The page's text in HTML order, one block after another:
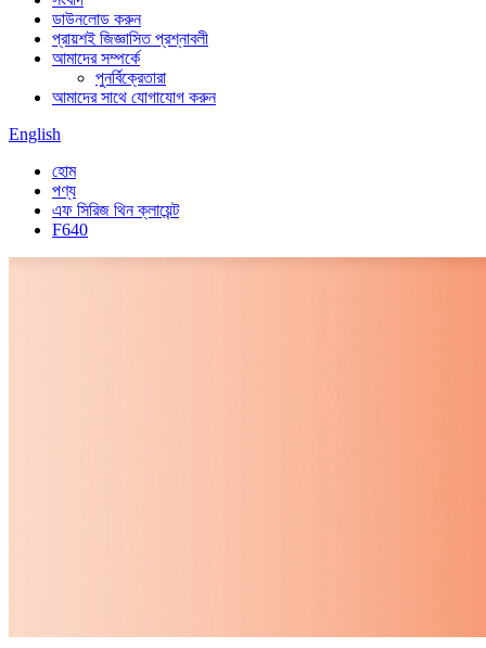
ডাউনলোড করুন
প্রায়শই জিজ্ঞাসিত প্রশ্নাবলী
আমাদের সম্পর্কে
পুনর্বিক্রেতারা
আমাদের সাথে যোগাযোগ করুন
English
হোম
পণ্য
এফ সিরিজ থিন ক্লায়েন্ট
F640